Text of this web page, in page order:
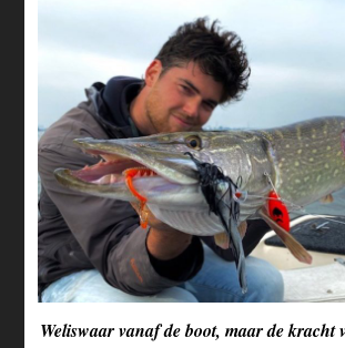
Weliswaar vanaf de boot, maar de kracht